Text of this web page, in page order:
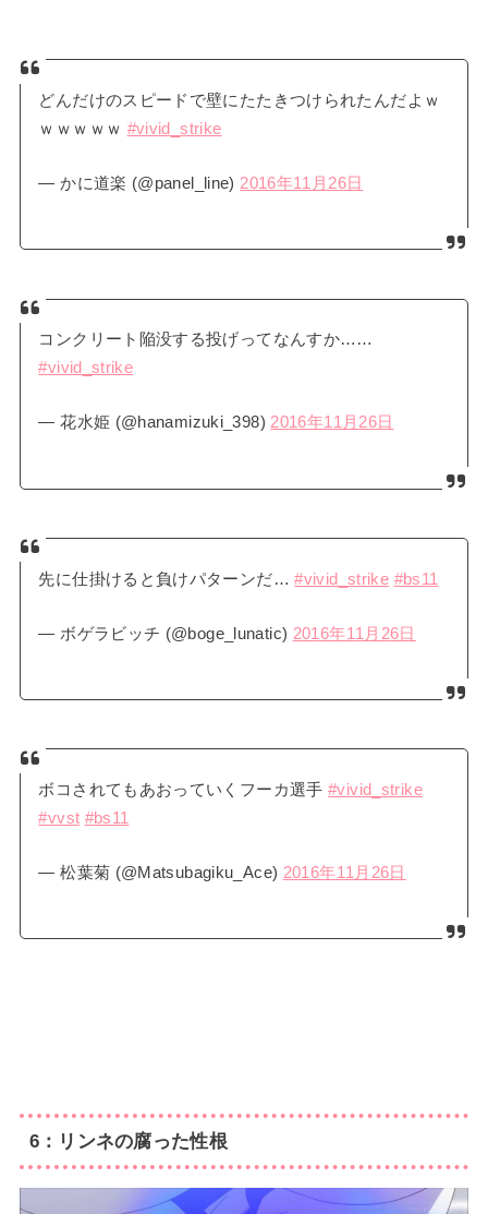
どんだけのスピードで壁にたたきつけられたんだよｗ
ｗｗｗｗｗ #vivid_strike
— かに道楽 (@panel_line) 2016年11月26日
コンクリート陥没する投げってなんすか……
#vivid_strike
— 花水姫 (@hanamizuki_398)2016年11月26日
先に仕掛けると負けパターンだ…#vivid_strike #bs11
— ボゲラビッチ (@boge_lunatic) 2016年11月26日
ボコされてもあおっていくフーカ選手#vivid_strike
#vvst #bs11
— 松葉菊 (@Matsubagiku_Ace) 2016年11月26日
6：リンネの腐った性根